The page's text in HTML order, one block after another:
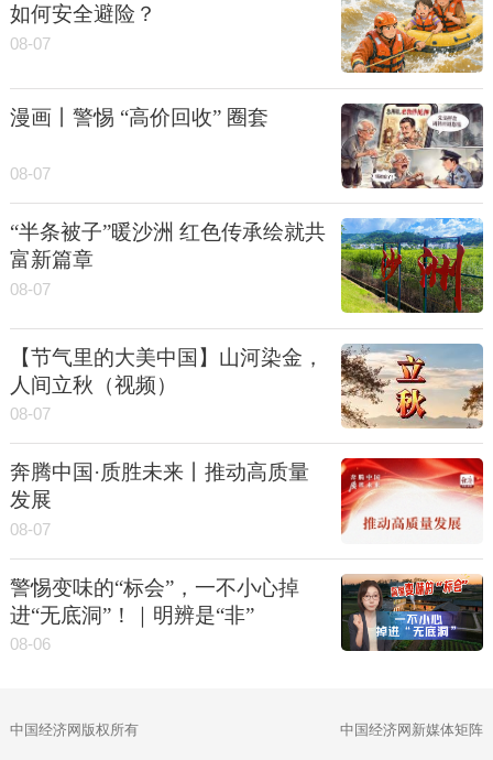
如何安全避险？
08-07
漫画丨警惕 “高价回收” 圈套
08-07
“半条被子”暖沙洲 红色传承绘就共
富新篇章
08-07
【节气里的大美中国】山河染金，
人间立秋（视频）
08-07
奔腾中国·质胜未来丨推动高质量
发展
08-07
警惕变味的“标会”，一不小心掉
进“无底洞”！｜明辨是“非”
08-06
中国经济网版权所有 中国经济网新媒体矩阵